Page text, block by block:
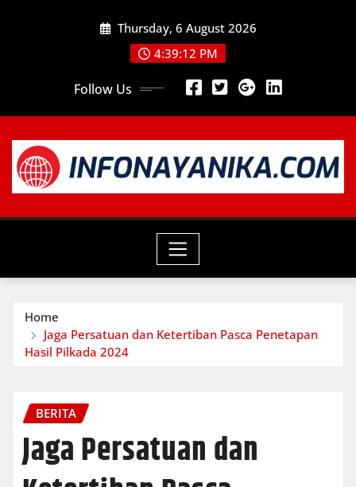
Thursday, 6 August 2026
4:39:13 PM
Follow Us
Home
Jaga Persatuan dan Ketertiban Pasca Penetapan
Hasil Pilkada 2024
BERITA
Jaga Persatuan dan